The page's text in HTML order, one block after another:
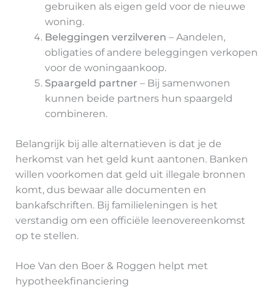
gebruiken als eigen geld voor de nieuwe
woning.
Beleggingen verzilveren – Aandelen,
obligaties of andere beleggingen verkopen
voor de woningaankoop.
Spaargeld partner – Bij samenwonen
kunnen beide partners hun spaargeld
combineren.
Belangrijk bij alle alternatieven is dat je de
herkomst van het geld kunt aantonen. Banken
willen voorkomen dat geld uit illegale bronnen
komt, dus bewaar alle documenten en
bankafschriften. Bij familieleningen is het
verstandig om een officiële leenovereenkomst
op te stellen.
Hoe Van den Boer & Roggen helpt met
hypotheekfinanciering